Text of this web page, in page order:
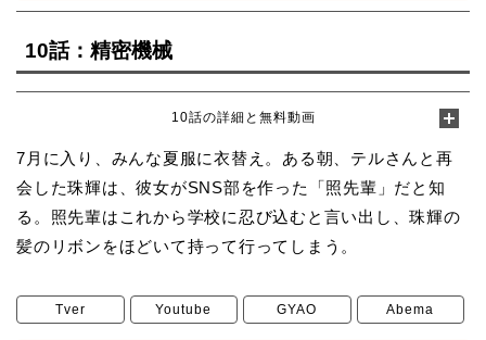
10話：精密機械
10話の詳細と無料動画
7月に入り、みんな夏服に衣替え。ある朝、テルさんと再
会した珠輝は、彼女がSNS部を作った「照先輩」だと知
る。照先輩はこれから学校に忍び込むと言い出し、珠輝の
髪のリボンをほどいて持って行ってしまう。
Tver Youtube GYAO Abema